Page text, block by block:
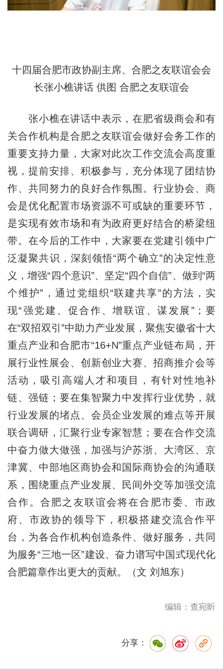
十四届合肥市政协副主席、合肥之友联谊会会
长张小樵讲话 供图 合肥之友联谊会
张小樵在讲话中表示，在肥省级商会和有
关合作机构是合肥之友联谊会做好会务工作的
重要支持力量，大家对此次工作交流会高度重
视，提前安排、积极参与，充分体现了团结协
作、共同努力的良好合作氛围。行业协会、商
会是优化配置市场资源不可或缺的重要环节，
是实现有效市场和有为政府更好结合的桥梁纽
带。在今后的工作中，大家要在党建引领中广
泛凝聚共识，深刻领悟“两个确立”的决定性意
义，增强“四个意识”、坚定“四个自信”、做到“两
个维护”，通过党组织“联建共享”的方法，实
现“强党建、促合作、增联谊、谋发展”；要
在“双招双引”中助力产业发展，聚焦安徽省十大
重点产业和合肥市“16+N”重点产业链布局，开
展行业性展会、创新创业大赛、招商推介会等
活动，吸引高端人才和项目，有针对性地补
链、强链；要在集智聚力中发挥行业优势，就
行业发展的堵点、会员企业发展的难点等开展
联合调研，汇聚行业专家智慧；要在合作交流
中奋力做大做强，加强与沪苏浙、大湾区、京
津冀、中部地区商协会和国际商协会的沟通联
系，围绕重点产业发展、民间外交等加强交流
合作。合肥之友联谊会将在合肥市委、市政
府、市政协的领导下，积极搭建交流合作平
台，为各合作机构创造条件、做好服务，共同
为服务“三地一区”建设、奋力谱写中国式现代化
合肥篇章作出更大的贡献。（文 刘旭东）
编辑：查宛昕
分享：